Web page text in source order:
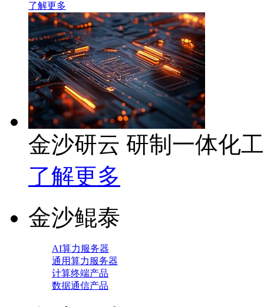
了解更多
金沙研云 研制一体化
了解更多
金沙鲲泰
AI算力服务器
通用算力服务器
计算终端产品
数据通信产品